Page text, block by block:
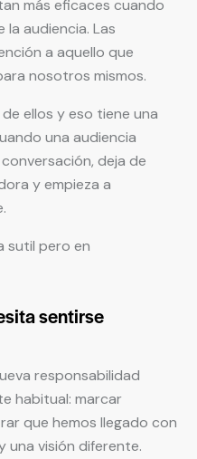
más eficaces cuando
audiencia. Las
a aquello que
nosotros mismos.
ellos y eso tiene una
una audiencia
deja de
y empieza a
sutil pero en
sentirse
responsabilidad
habitual: marcar
que hemos llegado con
una visión diferente.